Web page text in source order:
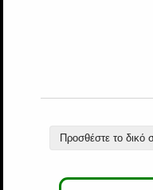
Προσθέστε το δικό